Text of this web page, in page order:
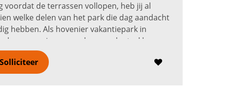
voordat de terrassen vollopen, heb jij al
welke delen van het park die dag aandacht
hebben. Als hovenier vakantiepark in
verzorg je gazons, hagen, plantvakken en
groen rond recreatiewoningen,...
Solliciteer